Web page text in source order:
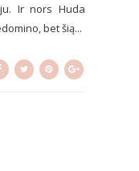
Ir nors Huda
bet šią...